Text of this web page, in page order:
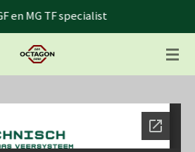
en MG TF specialist